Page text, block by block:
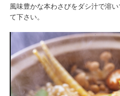
風味豊かな本わさびをダシ汁で溶
て下さい。